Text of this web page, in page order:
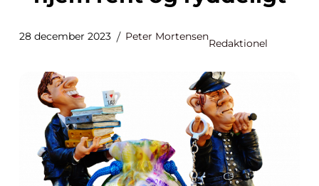
28 december 2023 Peter Mortensen
Redaktionel